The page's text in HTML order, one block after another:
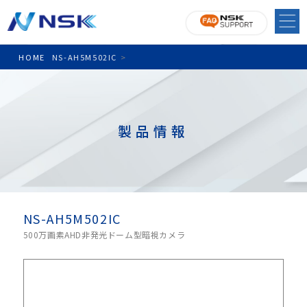
HOME >
NS-AH5M502IC
製品情報
NS-AH5M502IC
500万画素AHD非発光ドーム型暗視カメラ